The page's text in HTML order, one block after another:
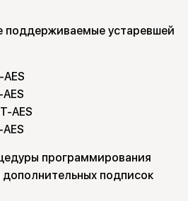
поддерживаемые устаревшей
AES
программирования
подписок